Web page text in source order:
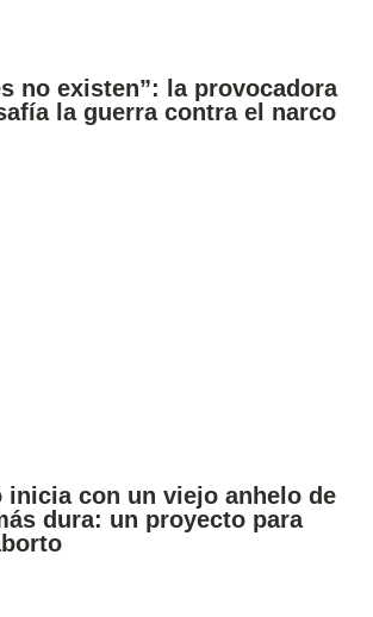
no existen”: la provocadora
la guerra contra el narco
inicia con un viejo anhelo de
dura: un proyecto para